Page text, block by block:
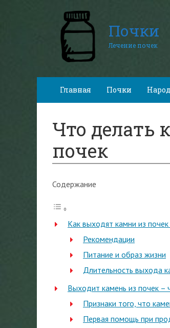
Почки
Лечение почек
Главная Почки
Что делать
почек
Содержание
Как выходят камни из
Рекомендации
Питание и образ жизни
Длительность выхода
Выходит камень из почек –
Признаки того, что
Первая помощь при